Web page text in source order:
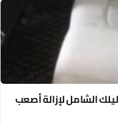
الشامل لإزالة أصعب